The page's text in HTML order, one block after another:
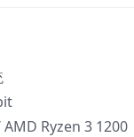
Ryzen 3 1200